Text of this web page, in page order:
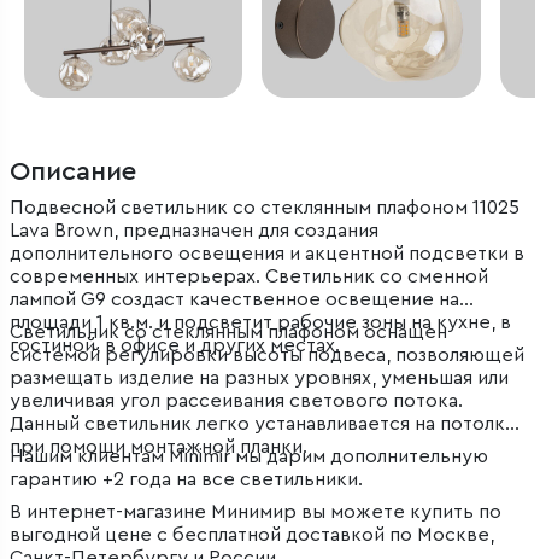
Описание
Подвесной светильник со стеклянным плафоном 11025
Lava Brown, предназначен для создания
дополнительного освещения и акцентной подсветки в
современных интерьерах. Светильник со сменной
лампой G9 создаст качественное освещение на
площади 1 кв.м. и подсветит рабочие зоны на кухне, в
гостиной, в офисе и других местах.
Светильник со стеклянным плафоном оснащен
системой регулировки высоты подвеса, позволяющей
размещать изделие на разных уровнях, уменьшая или
увеличивая угол рассеивания светового потока.
Данный светильник легко устанавливается на потолке
при помощи монтажной планки.
Нашим клиентам Minimir мы дарим дополнительную
гарантию +2 года на все светильники.
В интернет-магазине Минимир вы можете купить по
выгодной цене с бесплатной доставкой по Москве,